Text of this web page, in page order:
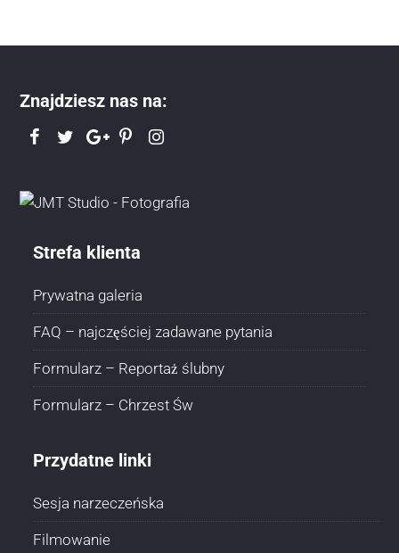
Znajdziesz nas na:
Strefa klienta
Prywatna galeria
FAQ – najczęściej zadawane pytania
Formularz – Reportaż ślubny
Formularz – Chrzest Św
Przydatne linki
Sesja narzeczeńska
Filmowanie